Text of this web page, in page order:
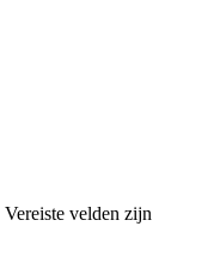
Vereiste velden zijn